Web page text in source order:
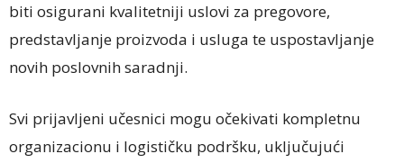
biti osigurani kvalitetniji uslovi za pregovore,
predstavljanje proizvoda i usluga te uspostavljanje
novih poslovnih saradnji.
Svi prijavljeni učesnici mogu očekivati kompletnu
organizacionu i logističku podršku, uključujući